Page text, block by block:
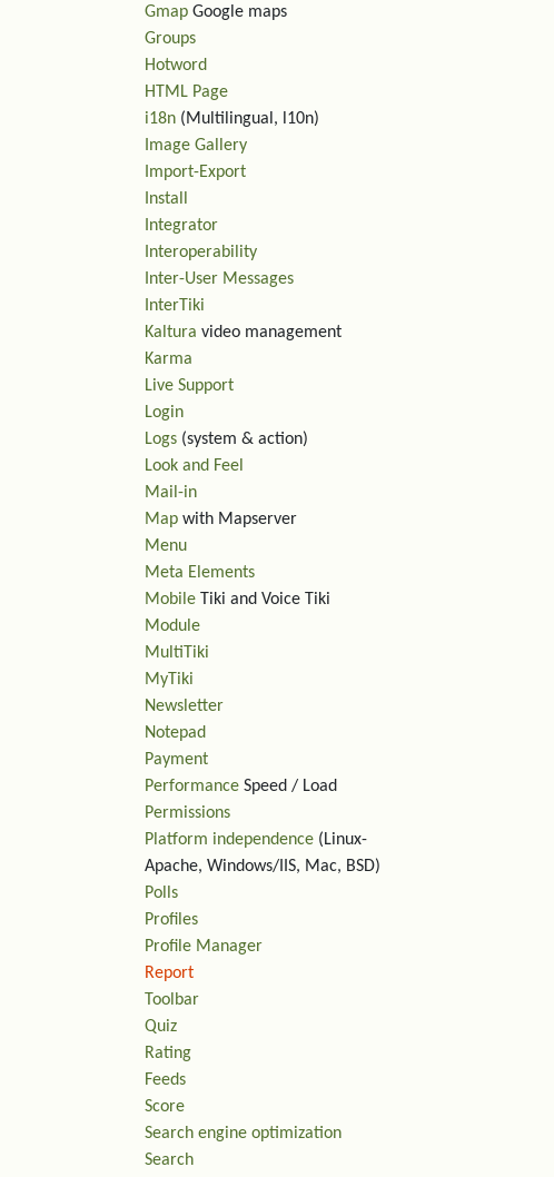
Gmap Google maps
Groups
Hotword
HTML Page
i18n (Multilingual, l10n)
Image Gallery
Import-Export
Install
Integrator
Interoperability
Inter-User Messages
InterTiki
Kaltura video management
Karma
Live Support
Login
Logs (system & action)
Look and Feel
Mail-in
Map with Mapserver
Menu
Meta Elements
Mobile Tiki and Voice Tiki
Module
MultiTiki
MyTiki
Newsletter
Notepad
Payment
Performance Speed / Load
Permissions
Platform independence (Linux-
Apache, Windows/IIS, Mac, BSD)
Polls
Profiles
Profile Manager
Report
Toolbar
Quiz
Rating
Feeds
Score
Search engine optimization
Search